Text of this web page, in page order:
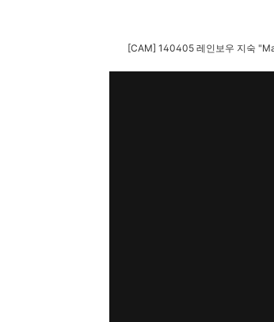
[CAM] 140405 레인보우 지숙